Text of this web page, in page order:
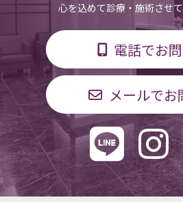
心を込めて診療・施術させて
電話でお
メールでお